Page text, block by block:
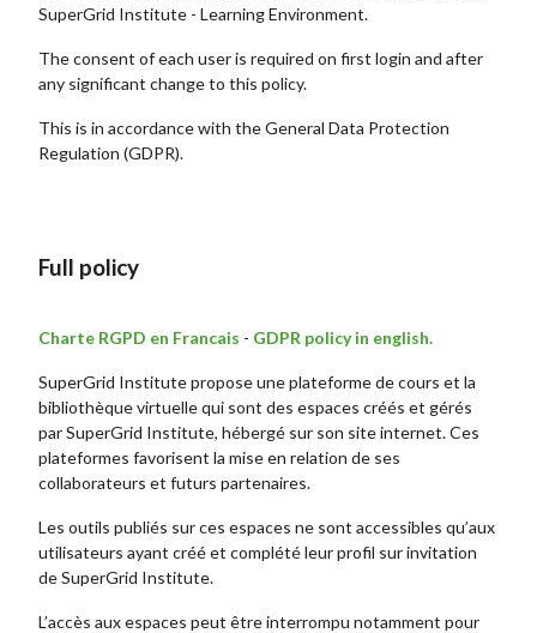
SuperGrid Institute - Learning Environment.
The consent of each user is required on first login and after
any significant change to this policy.
This is in accordance with the General Data Protection
Regulation (GDPR).
Full policy
Charte RGPD en Francais - GDPR policy in english.
SuperGrid Institutepropose une plateforme de cours et la
bibliothèque virtuelle qui sont des espaces créés et gérés
par SuperGrid Institute, hébergé sur son site internet. Ces
plateformes favorisent la mise en relation de ses
collaborateurs et futurs partenaires.
Les outils publiés sur ces espaces ne sont accessibles qu’aux
utilisateurs ayant créé et complété leur profil sur invitation
de SuperGrid Institute.
L’accès aux espaces peut être interrompu notamment pour